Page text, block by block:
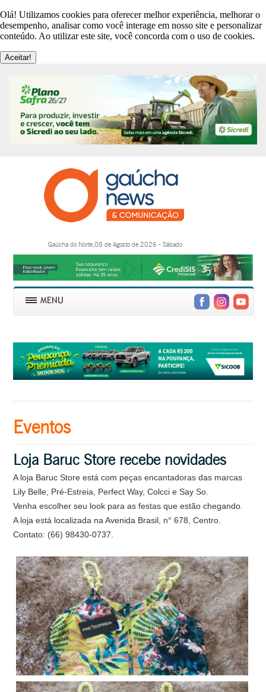
Olá! Utilizamos cookies para oferecer melhor experiência, melhorar o
desempenho, analisar como você interage em nosso site e personalizar
conteúdo. Ao utilizar este site, você concorda com o uso de cookies.
Aceitar!
Gaúcha do Norte,08 de Agosto de 2026 - Sábado
Eventos
Loja Baruc Store recebe novidades
A loja Baruc Store está com peças encantadoras das marcas
Lily Belle, Pré-Estreia, Perfect Way, Colcci e Say So.
Venha escolher seu look para as festas que estão chegando.
A loja está localizada na Avenida Brasil, n° 678, Centro.
Contato: (66) 98430-0737.